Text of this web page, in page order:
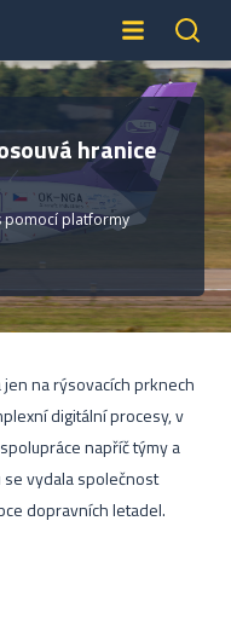
hranice
pomocí platformy
na rýsovacích prknech
digitální procesy, v
napříč týmy a
se vydala společnost
dopravních letadel.